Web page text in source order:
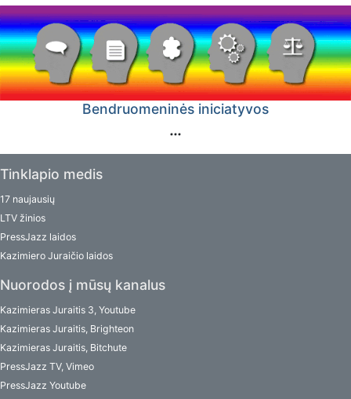
Bendruomeninės iniciatyvos
Tinklapio medis
17 naujausių
LTV žinios
PressJazz laidos
Kazimiero Juraičio laidos
Nuorodos į mūsų kanalus
Kazimieras Juraitis 3, Youtube
Kazimieras Juraitis, Brighteon
Kazimieras Juraitis, Bitchute
PressJazz TV, Vimeo
PressJazz Youtube